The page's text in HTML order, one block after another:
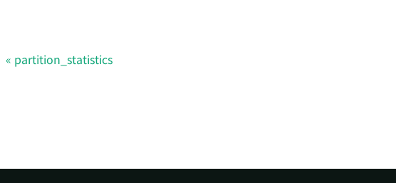
partition_statistics